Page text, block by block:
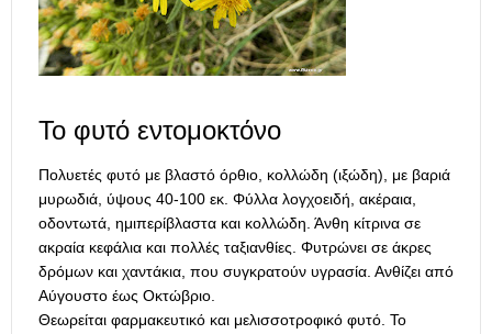
Το φυτό εντομοκτόνο
Πολυετές φυτό με βλαστό όρθιο, κολλώδη (ιξώδη), με βαριά
μυρωδιά, ύψους 40-100 εκ. Φύλλα λογχοειδή, ακέραια,
οδοντωτά, ημιπερίβλαστα και κολλώδη. Άνθη κίτρινα σε
ακραία κεφάλια και πολλές ταξιανθίες. Φυτρώνει σε άκρες
δρόμων και χαντάκια, που συγκρατούν υγρασία. Ανθίζει από
Αύγουστο έως Οκτώβριο.
Θεωρείται φαρμακευτικό και μελισσοτροφικό φυτό. Το